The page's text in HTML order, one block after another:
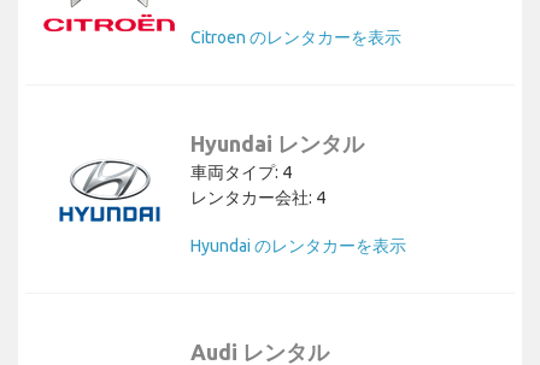
Citroen のレンタカーを表示
Hyundai レンタル
車両タイプ: 4
レンタカー会社: 4
Hyundai のレンタカーを表示
Audi レンタル